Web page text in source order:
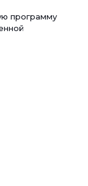
программу